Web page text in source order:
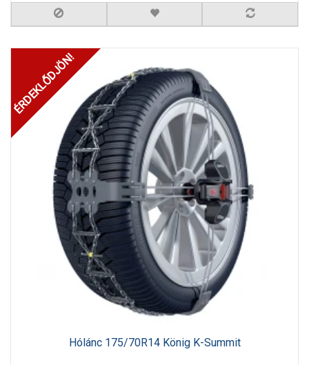
ÉRDEKLŐDJÖN!
Hólánc 175/70R14 König K-Summit